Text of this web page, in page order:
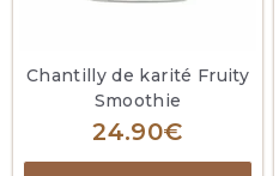
Chantilly de karité Fruity
Smoothie
24.90€